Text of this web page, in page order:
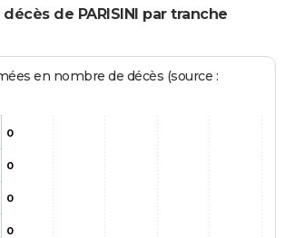
de PARISINI par tranche
en nombre de décès (source :
0
0
0
0